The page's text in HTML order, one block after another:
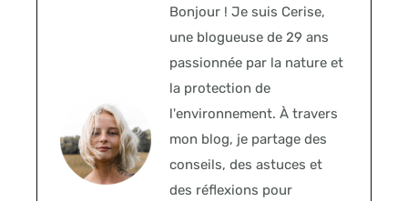
Bonjour ! Je suis Cerise,
une blogueuse de 29 ans
passionnée par la nature et
la protection de
l'environnement. À travers
mon blog, je partage des
conseils, des astuces et
des réflexions pour